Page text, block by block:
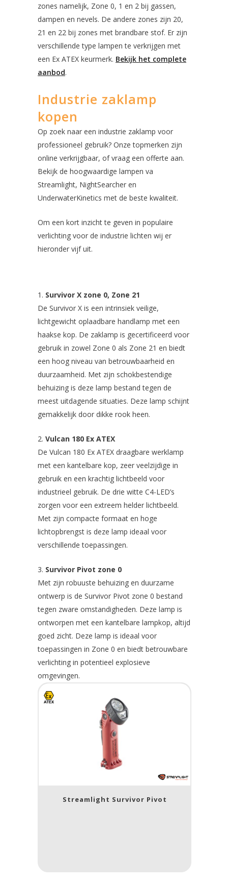
zones namelijk, Zone 0, 1 en 2 bij gassen,
dampen en nevels. De andere zones zijn 20,
21 en 22 bij zones met brandbare stof. Er zijn
verschillende type lampen te verkrijgen met
een Ex ATEX keurmerk. Bekijk het complete
aanbod.
Industrie zaklamp
kopen
Op zoek naar een industrie zaklamp voor
professioneel gebruik? Onze topmerken zijn
online verkrijgbaar, of vraag een offerte aan.
Bekijk de hoogwaardige lampen va
Streamlight, NightSearcher en
UnderwaterKinetics met de beste kwaliteit.
Om een kort inzicht te geven in populaire
verlichting voor de industrie lichten wij er
hieronder vijf uit.
Survivor X zone 0, Zone 21
De Survivor X is een intrinsiek veilige,
lichtgewicht oplaadbare handlamp met een
haakse kop. De zaklamp is gecertificeerd voor
gebruik in zowel Zone 0 als Zone 21 en biedt
een hoog niveau van betrouwbaarheid en
duurzaamheid. Met zijn schokbestendige
behuizing is deze lamp bestand tegen de
meest uitdagende situaties. Deze lamp schijnt
gemakkelijk door dikke rook heen.
Vulcan 180 Ex ATEX
De Vulcan 180 Ex ATEX draagbare werklamp
met een kantelbare kop, zeer veelzijdige in
gebruik en een krachtig lichtbeeld voor
industrieel gebruik. De drie witte C4-LED’s
zorgen voor een extreem helder lichtbeeld.
Met zijn compacte formaat en hoge
lichtopbrengst is deze lamp ideaal voor
verschillende toepassingen.
Survivor Pivot zone 0
Met zijn robuuste behuizing en duurzame
ontwerp is de Survivor Pivot zone 0 bestand
tegen zware omstandigheden. Deze lamp is
ontworpen met een kantelbare lampkop, altijd
goed zicht. Deze lamp is ideaal voor
toepassingen in Zone 0 en biedt betrouwbare
verlichting in potentieel explosieve
omgevingen.
Streamlight Survivor Pivot